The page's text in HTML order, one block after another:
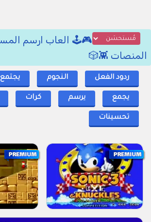
المنصات 👾🎲
ردود الفعل النجوم يجتمع
يجمع يرسم كرات
تحسينات